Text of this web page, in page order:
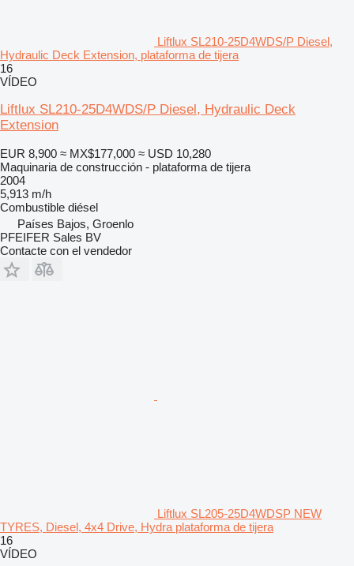
Liftlux SL210-25D4WDS/P Diesel,
Hydraulic Deck Extension, plataforma de tijera
16
VÍDEO
Liftlux SL210-25D4WDS/P Diesel, Hydraulic Deck
Extension
EUR 8,900 ≈ MX$177,000 ≈ USD 10,280
Maquinaria de construcción - plataforma de tijera
2004
5,913 m/h
Combustible diésel
Países Bajos, Groenlo
PFEIFER Sales BV
Contacte con el vendedor
Liftlux SL205-25D4WDSP NEW
TYRES, Diesel, 4x4 Drive, Hydra plataforma de tijera
16
VÍDEO